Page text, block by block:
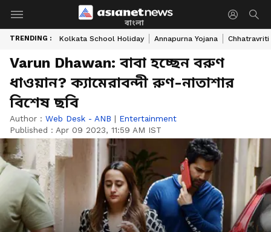
বাংলা
TRENDING : Kolkata School Holiday Annapurna Yojana Chhatravriti
Varun Dhawan: বাবা হচ্ছেন বরুণ
ধাওয়ান? ক্যামেরাবন্দী রুণ-নাতাশার
বিশেষ ছবি
Author : Web Desk - ANB | Entertainment
Published : Apr 09 2023, 11:59 AM IST